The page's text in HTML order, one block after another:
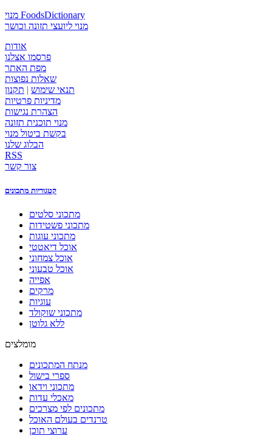
מנוי FoodsDictionary
מנוי ליועצי תזונה וכושר
אודות
פרסמו אצלנו
מפת האתר
שאלות נפוצות
תנאי שימוש | תקנון
מדיניות פרטיות
הצהרת נגישות
מנוי תוכנית תזונה
בקשת ביטול מנוי
הבלוג שלנו
RSS
צור קשר
קטגוריות מתכונים
מתכוני סלטים
מתכוני פשטידות
מתכוני עוגות
אוכל דיאטטי
אוכל צמחוני
אוכל טבעוני
אפייה
מרקים
עוגיות
מתכוני שוקולד
ללא גלוטן
מומלצים
מנתח המתכונים
ספרי בישול
מתכוני וידאו
מאכלי עדות
מתכונים לפי מצרכים
טרנדים בעולם האוכל
ערוצי תוכן